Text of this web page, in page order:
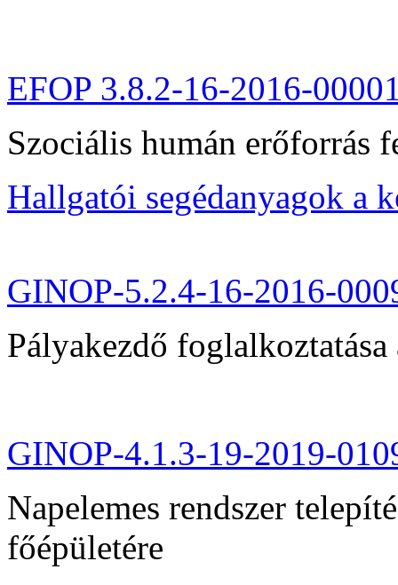
EFOP 3.8.2-16-2016-
Szociális humán erőforrás
Hallgatói segédanyagok a
GINOP-5.2.4-16-2016-
Pályakezdő
GINOP-4.1.3-19-2019-
Napelemes rendszer
főépületére